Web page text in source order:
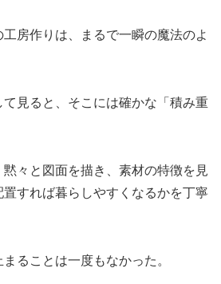
房作りは、まるで一瞬の魔法のよ
見ると、そこには確かな「積み重
々と図面を描き、素材の特徴を見
すれば暮らしやすくなるかを丁寧
ることは一度もなかった。